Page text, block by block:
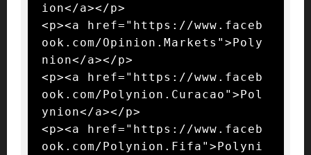
ion</a></p>
<p><a href="https://www.faceb
ook.com/Opinion.Markets">Poly
nion</a></p>
<p><a href="https://www.faceb
ook.com/Polynion.Curacao">Pol
ynion</a></p>
<p><a href="https://www.faceb
ook.com/Polynion.Fifa">Polyni